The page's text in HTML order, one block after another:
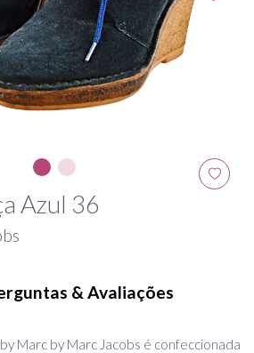
Azul 36
& Avaliações
Marc by Marc Jacobs é confeccionada